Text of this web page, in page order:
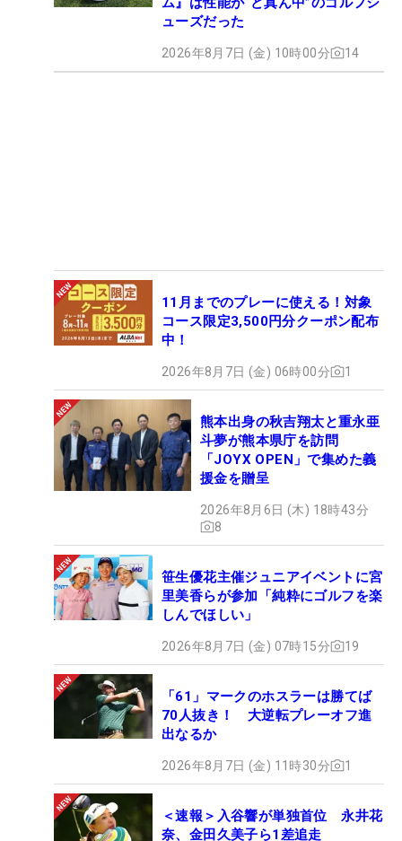
ューズだった
2026年8月7日 (金) 10時00分 14
11月までのプレーに使える！対象
コース限定3,500円分クーポン配布
中！
2026年8月7日 (金) 06時00分 1
熊本出身の秋吉翔太と重永亜
斗夢が熊本県庁を訪問
「JOYX OPEN」で集めた義
援金を贈呈
2026年8月6日 (木) 18時43分
8
笹生優花主催ジュニアイベントに宮
里美香らが参加「純粋にゴルフを楽
しんでほしい」
2026年8月7日 (金) 07時15分 19
「61」マークのホスラーは勝てば
70人抜き！ 大逆転プレーオフ進
出なるか
2026年8月7日 (金) 11時30分 1
＜速報＞入谷響が単独首位 永井花
奈、金田久美子ら1差追走